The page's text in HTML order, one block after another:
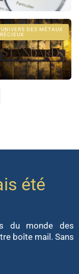
DES MÉTAUX
été
du monde des
boîte mail. Sans